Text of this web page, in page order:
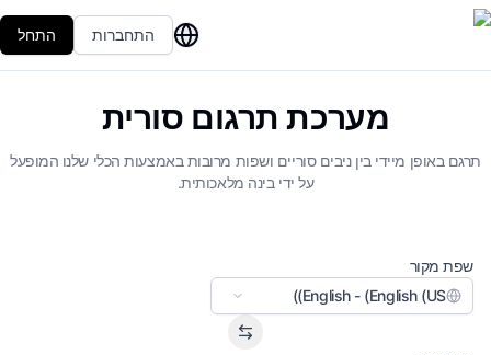
התחברות התחל
מערכת תרגום סורית
תרגם באופן מיידי בין ניבים סוריים ושפות מרובות באמצעות הכלי שלנו המופעל
על ידי בינה מלאכותית.
שפת מקור
English - (English (US))